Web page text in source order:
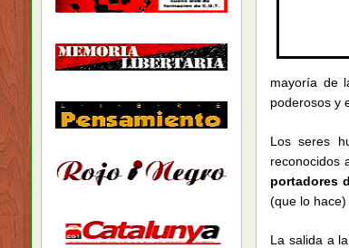
mayoría de
poderosos y
Los seres
reconocidos
portadores
(que lo hace)
La salida a